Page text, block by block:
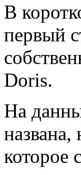
В
первый
Doris.
На
которое